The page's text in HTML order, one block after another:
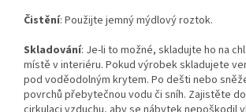
Čistění: Použijte jemný mýdlový roztok.
Skladování: Je-li to možné, skladujte ho na
místě v interiéru. Pokud výrobek skladujete
pod voděodolným krytem. Po dešti nebo
povrchů přebytečnou vodu či sníh. Zajistěte